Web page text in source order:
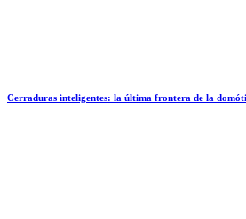
Cerraduras inteligentes: la última frontera de la